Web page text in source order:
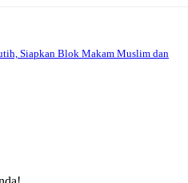
Siapkan Blok Makam Muslim dan